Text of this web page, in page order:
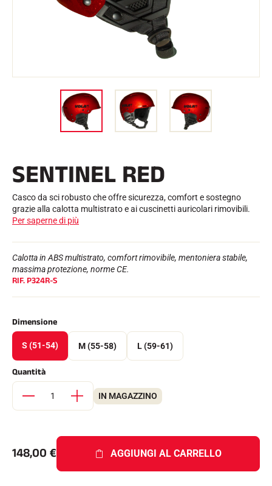
Kit e custodie
Struttura nordica
Officina, cingoli, accessori
Occhiali da sole
Bastoni
Protezioni
Sci a rotelle
TESSILE
Tessili per lo sci alpino
Tessili Sci nordico
Tessili per biciclette
Stile di vita
TEMPISTICA
Display e orologio
SOFTWARE
Suite SkiNordic
Equestre Suite
Msports Suite
BICICLETTE DA STRADA
BICICLETTA DA MONTAGNA
SENTINEL RED
Casco da sci robusto che offre sicurezza, comfort e sostegno
grazie alla calotta multistrato e ai cuscinetti auricolari rimovibili.
Per saperne di più
Calotta in ABS multistrato, comfort rimovibile, mentoniera stabile,
massima protezione, norme CE.
RIF.P324R-S
Dimensione
S (51-54) M (55-58) L (59-61)
Quantità
IN MAGAZZINO
148,00 € AGGIUNGI AL CARRELLO